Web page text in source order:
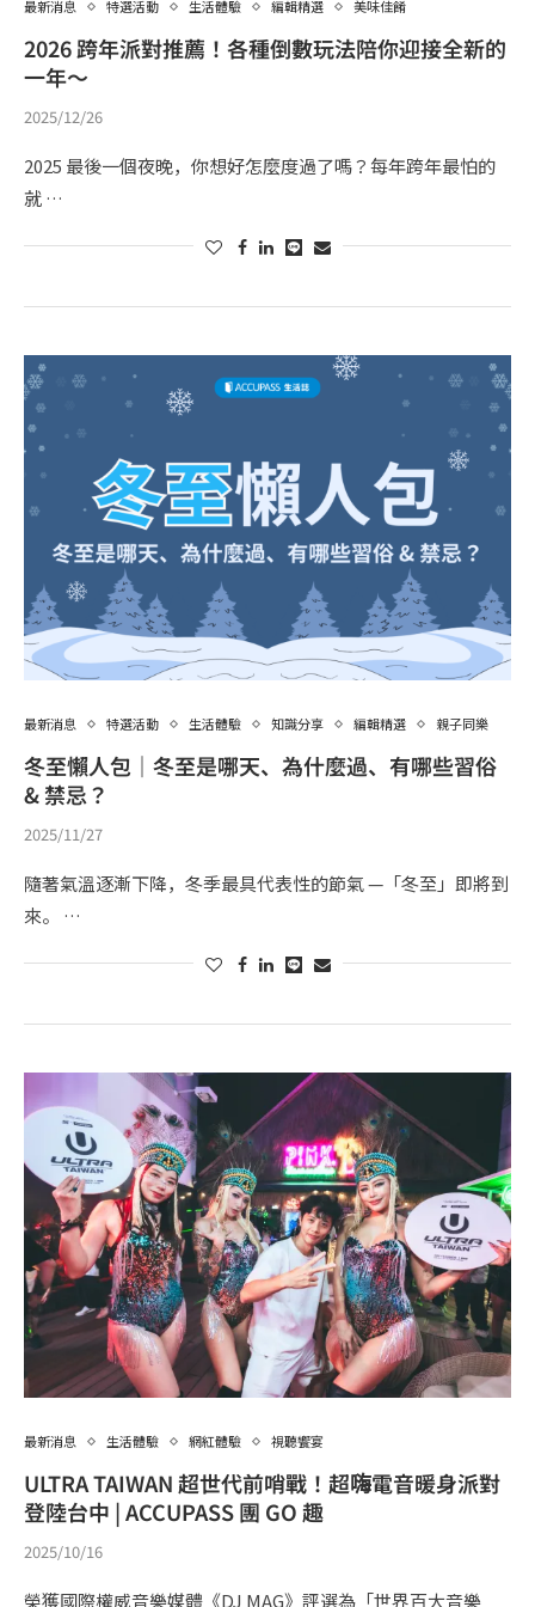
最新消息 特選活動 生活體驗 編輯精選 美味佳餚
2026 跨年派對推薦！各種倒數玩法陪你迎接全新的
一年～
2025/12/26
2025 最後一個夜晚，你想好怎麼度過了嗎？每年跨年最怕的
就 …
最新消息 特選活動 生活體驗 知識分享 編輯精選 親子同樂
冬至懶人包｜冬至是哪天、為什麼過、有哪些習俗
& 禁忌？
2025/11/27
隨著氣溫逐漸下降，冬季最具代表性的節氣 —「冬至」即將到
來。 …
最新消息 生活體驗 網紅體驗 視聽饗宴
ULTRA TAIWAN 超世代前哨戰！超嗨電音暖身派對
登陸台中 | ACCUPASS 團 GO 趣
2025/10/16
榮獲國際權威音樂媒體《DJ MAG》評選為「世界百大音樂